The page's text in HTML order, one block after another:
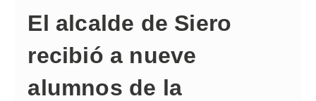
El alcalde de Siero
recibió a nueve
alumnos de la